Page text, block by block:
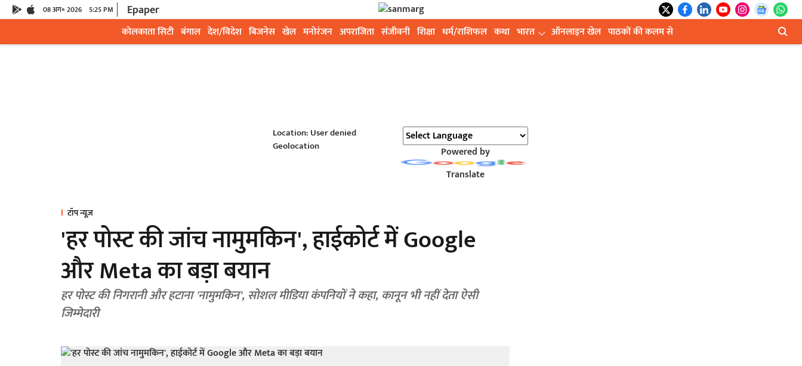
08 अग॰ 2026 5:25 PM Epaper
कोलकाता सिटी बंगाल देश/विदेश बिजनेस खेल मनोरंजन अपराजिता संजीवनी शिक्षा धर्म/राशिफल कथा भारत ऑनलाइन खेल पाठकों की कलम से
Location: User denied
Geolocation
Powered by
Translate
टॉप न्यूज़
'हर पोस्ट की जांच नामुमकिन', हाईकोर्ट में Google
और Meta का बड़ा बयान
हर पोस्ट की निगरानी और हटाना 'नामुमकिन', सोशल मीडिया कंपनियों ने कहा, कानून भी नहीं देता ऐसी
जिम्मेदारी